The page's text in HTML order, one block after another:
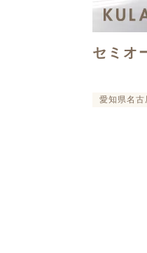
セミオ
愛知県名古